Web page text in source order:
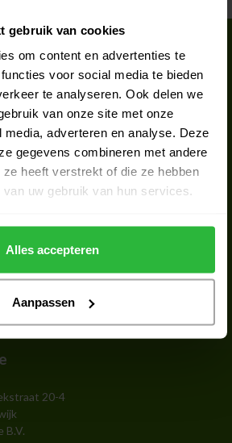
gebruik van cookies
om content en advertenties te
voor social media te bieden
te analyseren. Ook delen we
van onze site met onze
adverteren en analyse. Deze
gegevens combineren met andere
ze heeft verstrekt of die ze hebben
uw gebruik van hun services.
Alles accepteren
Aanpassen
producten of je aankoop, bezoek dan
Hier vindt u onze
op veelgestelde vragen en
Klantenservice
onze partner Golfshops
onze nieuwsbrief
laatste acties
20-4
B.V.